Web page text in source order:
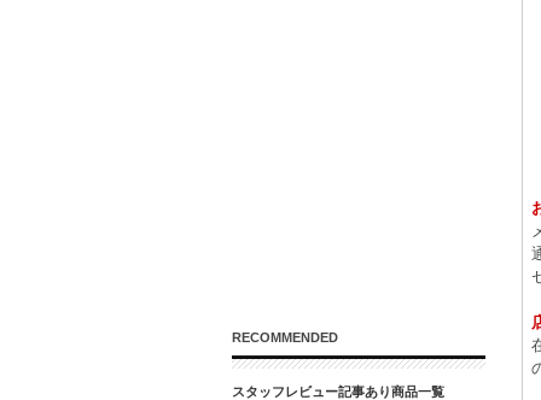
RECOMMENDED
スタッフレビュー記事あり商品一覧